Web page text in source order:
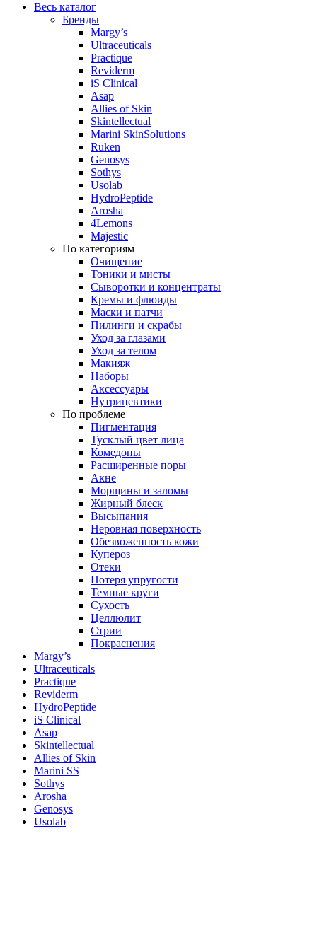
Весь каталог
Бренды
Margy’s
Ultraceuticals
Practique
Reviderm
iS Clinical
Asap
Allies of Skin
Skintellectual
Marini SkinSolutions
Ruken
Genosys
Sothys
Usolab
HydroPeptide
Arosha
4Lemons
Majestic
По категориям
Очищение
Тоники и мисты
Сыворотки и концентраты
Кремы и флюиды
Маски и патчи
Пилинги и скрабы
Уход за глазами
Уход за телом
Макияж
Наборы
Аксессуары
Нутрицевтики
По проблеме
Пигментация
Тусклый цвет лица
Комедоны
Расширенные поры
Акне
Морщины и заломы
Жирный блеск
Высыпания
Неровная поверхность
Обезвоженность кожи
Купероз
Отеки
Потеря упругости
Темные круги
Сухость
Целлюлит
Стрии
Покраснения
Margy’s
Ultraceuticals
Practique
Reviderm
HydroPeptide
iS Clinical
Asap
Skintellectual
Allies of Skin
Marini SS
Sothys
Arosha
Genosys
Usolab